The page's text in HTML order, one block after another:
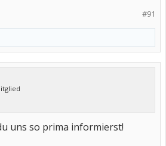
#91
uns so prima informierst!